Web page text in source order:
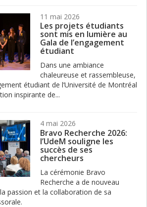
11 mai 2026
Les projets étudiants
sont mis en lumière au
Gala de l’engagement
étudiant
Dans une ambiance
chaleureuse et rassembleuse,
étudiant de l’Université de Montréal
inspirante de...
4 mai 2026
Bravo Recherche 2026:
l’UdeM souligne les
succès de ses
chercheurs
La cérémonie Bravo
Recherche a de nouveau
passion et la collaboration de sa